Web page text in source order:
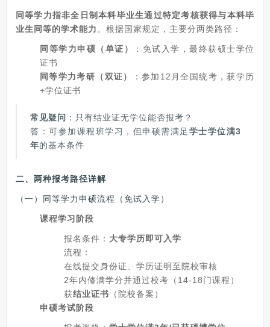
同等学力指非全日制本科毕业生通过特定考核获得与本科毕
业生同等的学术能力 。根据国家规定，主要分两类路径：
同等学力申硕（单证）
：免试入学，最终获硕士学位
证书
同等学力考研（双证）
：参加12月全国统考，获学历
+学位证书
常见疑问 ：只有结业证无学位能否报考？
答：可参加课程班学习，但申硕需满足 学士学位满3
年的基本条件
二、两种报考路径详解
（一）同等学力申硕流程（免试入学）
课程学习阶段
报名条件： 大专学历即可入学
流程：
在线提交身份证、学历证明至院校审核
2年内修满学分并通过校考（14-18门课程）
获结业证书 （院校备案）
申硕考试阶段